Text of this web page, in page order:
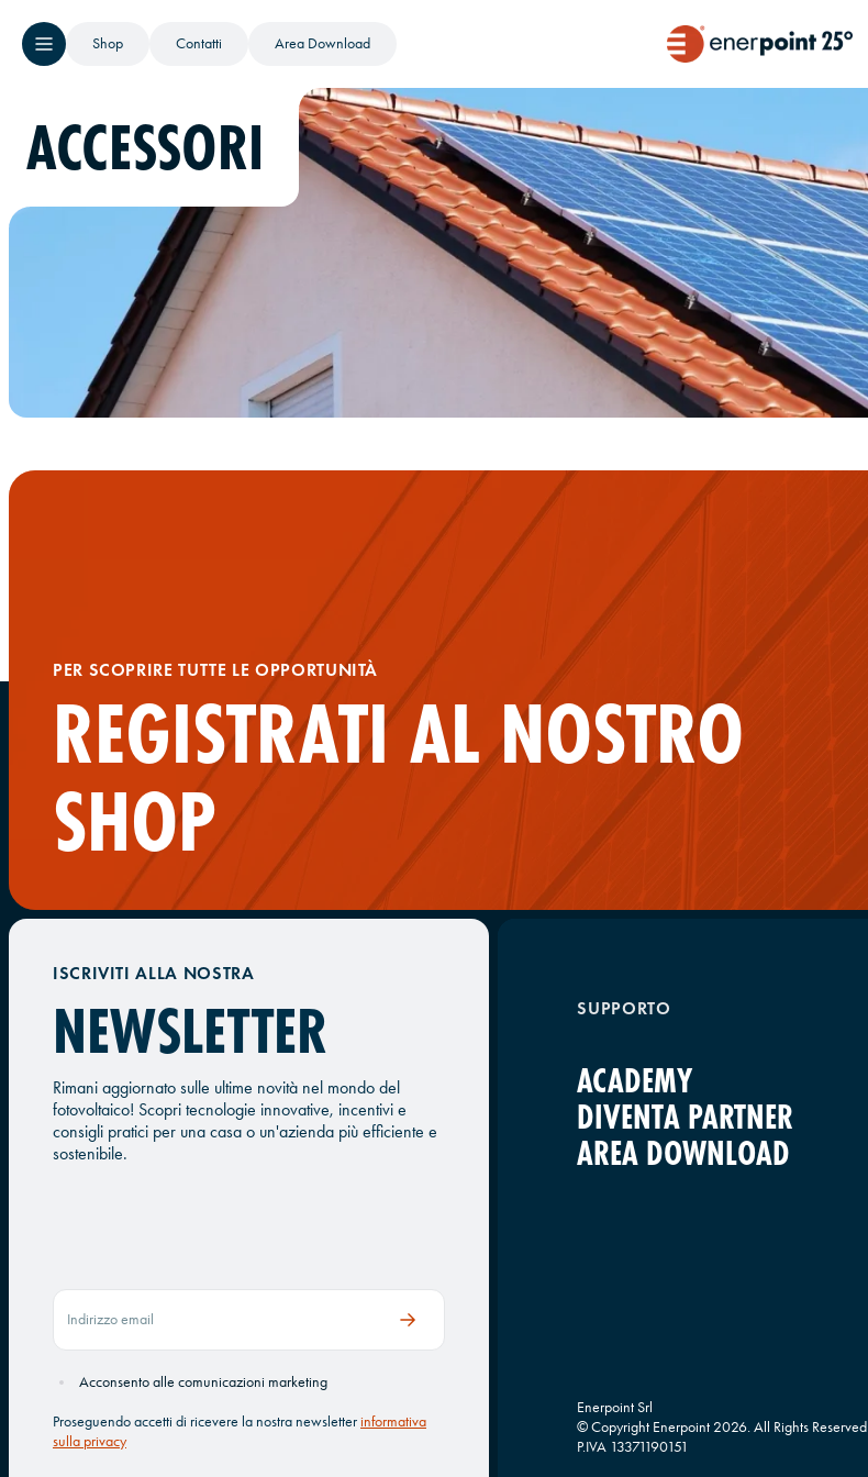
Shop Contatti Area Download
ACCESSORI
PER SCOPRIRE TUTTE LE OPPORTUNITÀ
REGISTRATI AL NOSTRO
SHOP
ISCRIVITI ALLA NOSTRA
NEWSLETTER
Rimani aggiornato sulle ultime novità nel mondo del
fotovoltaico! Scopri tecnologie innovative, incentivi e
consigli pratici per una casa o un'azienda più efficiente e
sostenibile.
Acconsento alle comunicazioni marketing
Proseguendo accetti di ricevere la nostra newsletterinformativa
sulla privacy
SUPPORTO
ACADEMY
DIVENTA PARTNER
AREA DOWNLOAD
Enerpoint Srl
© Copyright Enerpoint 2026. All Rights Reserved
P.IVA 13371190151